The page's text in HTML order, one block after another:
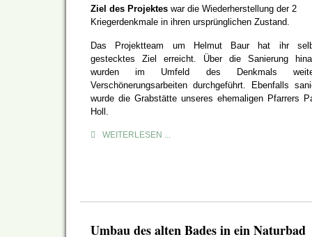
Ziel des Projektes war die Wiederherstellung der 2
Kriegerdenkmale in ihren ursprünglichen Zustand.
Das Projektteam um Helmut Baur hat ihr
gestecktes Ziel erreicht. Über die Sanierung
wurden im Umfeld des Denkmals
Verschönerungsarbeiten durchgeführt. Ebenfalls
wurde die Grabstätte unseres ehemaligen Pfarrers
Holl.
WEITERLESEN ...
Umbau des alten Bades in ein Naturbad